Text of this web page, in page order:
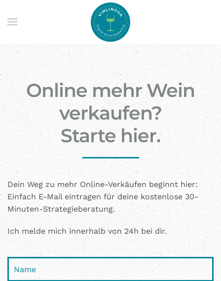
Skip to main content
Online mehr Wein
verkaufen?
Starte hier.
Dein Weg zu mehr Online-Verkäufen beginnt hier:
Einfach E-Mail eintragen für deine kostenlose 30-
Minuten-Strategieberatung.
Ich melde mich innerhalb von 24h bei dir.